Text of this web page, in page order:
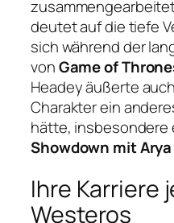
deutet auf die tiefe
sich während der
vonGame of
Headey äußerte
Charakter ein
hätte, insbesondere
Showdown mit
Ihre Karriere
Westeros